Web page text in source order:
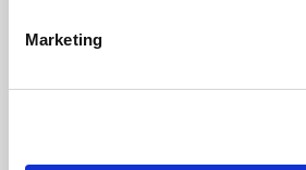
Marketing